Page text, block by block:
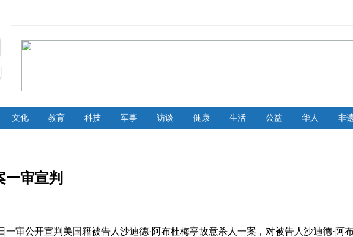
文化 教育 科技 军事 访谈 健康 生活 公益 华人 非
审宣判
一审公开宣判美国籍被告人沙迪德·阿布杜梅亭故意杀人一案，对被告人沙迪德·阿